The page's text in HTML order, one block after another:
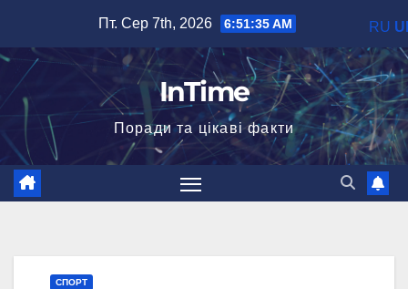
вмісту
Пт. Сер 7th, 2026 6:51:35 AM
InTime
Поради та цікаві факти
СПОРТ
RU